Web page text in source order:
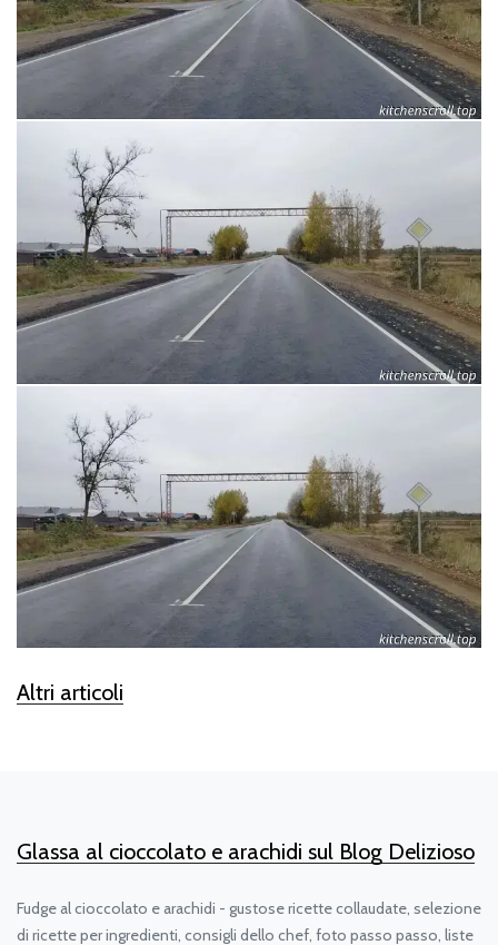
Altri articoli
Glassa al cioccolato e arachidi sul Blog Delizioso
Fudge al cioccolato e arachidi - gustose ricette collaudate, selezione
di ricette per ingredienti, consigli dello chef, foto passo passo, liste